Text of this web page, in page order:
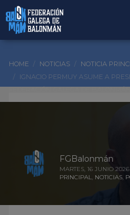
HOME NOTICIAS
NOTICIA
IGNACIO PERMUY ASUME A
FGBalonmán
MARTES, 16 JUNIO 2026
PRINCIPAL, NOTICIAS,